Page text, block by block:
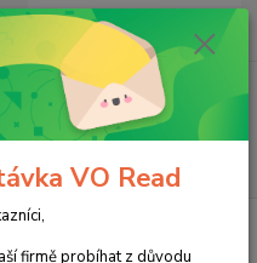
ks
za 0,00 Kč
VO Read
probíhat z důvodu